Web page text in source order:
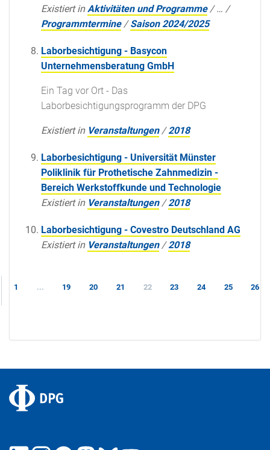
Existiert in Aktivitäten und Programme /… /
Programmtermine /Saison 2024/2025
Laborbesichtigung - Basycon
Unternehmensberatung GmbH
Ein Tag vor Ort - Das
Laborbesichtigungsprogramm der DPG
Existiert in Veranstaltungen /2018
Laborbesichtigung - Universität Münster
Poliklinik für Prothetische Zahnmedizin -
Bereich Werkstoffkunde und Technologie
Existiert in Veranstaltungen /2018
Laborbesichtigung - Covestro Deutschland AG
Existiert in Veranstaltungen /2018
1 ... 19 20 21 22 23 24 25 26